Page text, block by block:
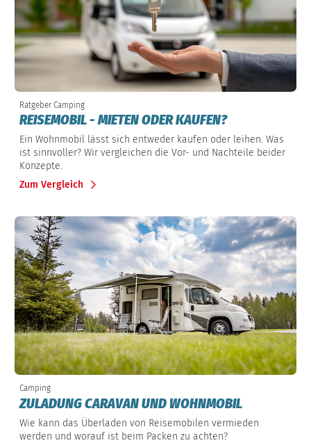
Ratgeber Camping
REISEMOBIL - MIETEN ODER KAUFEN?
Ein Wohnmobil lässt sich entweder kaufen oder leihen. Was
ist sinnvoller? Wir vergleichen die Vor- und Nachteile beider
Konzepte.
Zum Vergleich
Camping
ZULADUNG CARAVAN UND WOHNMOBIL
Wie kann das Überladen von Reisemobilen vermieden
werden und worauf ist beim Packen zu achten?